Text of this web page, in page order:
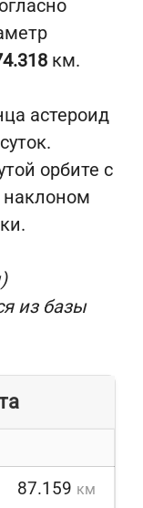
км.
астероид
орбите с
наклоном
из базы
87.159 км